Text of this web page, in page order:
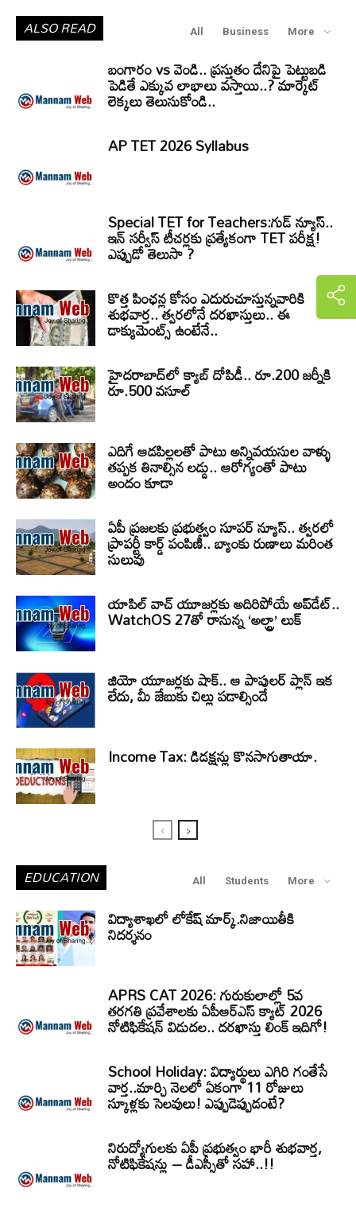
ALSO READ All Business More
బంగారం vs వెండి.. ప్రస్తుతం దేనిపై పెట్టుబడి
పెడితే ఎక్కువ లాభాలు వస్తాయి..? మార్కెట్
లెక్కలు తెలుసుకోండి..
AP TET 2026 Syllabus
Special TET for Teachers:గుడ్ న్యూస్..
ఇన్ సర్వీస్ టీచర్లకు ప్రత్యేకంగా TET పరీక్ష!
ఎప్పుడో తెలుసా ?
కొత్త పింఛన్ల కోసం ఎదురుచూస్తున్నవారికి
శుభవార్త.. త్వరలోనే దరఖాస్తులు.. ఈ
డాక్యుమెంట్స్ ఉంటేనే..
హైదరాబాద్‌లో క్యాబ్‌ దోపిడీ.. రూ.200 జర్నీకి
రూ.500 వసూల్
ఎదిగే ఆడపిల్లలతో పాటు అన్నివయసుల వాళ్ళు
తప్పక తినాల్సిన లడ్డు.. ఆరోగ్యంతో పాటు
అందం కూడా
ఏపీ ప్రజలకు ప్రభుత్వం సూపర్ న్యూస్.. త్వరలో
ప్రాపర్టీ కార్డ్ పంపిణీ.. బ్యాంకు రుణాలు మరింత
సులువు
యాపిల్ వాచ్ యూజర్లకు అదిరిపోయే అప్‌డేట్..
WatchOS 27తో రానున్న ‘అల్ట్రా’ లుక్
జియో యూజర్లకు షాక్.. ఆ పాపులర్ ప్లాన్ ఇక
లేదు, మీ జేబుకు చిల్లు పడాల్సిందే
Income Tax: డిడక్షన్లు కొనసాగుతాయా.
EDUCATION All Students More
విద్యాశాఖలో లోకేష్ మార్క్.నిజాయితీకి
నిదర్శనం
APRS CAT 2026: గురుకులాల్లో 5వ
తరగతి ప్రవేశాలకు ఏపీఆర్‌ఎస్‌ క్యాట్‌ 2026
నోటిఫికేషన్‌ విడుదల.. దరఖాస్తు లింక్‌ ఇదిగో!
School Holiday: విద్యార్థులు ఎగిరి గంతేసే
వార్త..మార్చి నెలలో ఏకంగా 11 రోజులు
స్కూళ్లకు సెలవులు! ఎప్పుడెప్పుడంటే?
నిరుద్యోగులకు ఏపీ ప్రభుత్వం భారీ శుభవార్త,
నోటిఫికేషన్లు – డీఎస్సీతో సహా..!!